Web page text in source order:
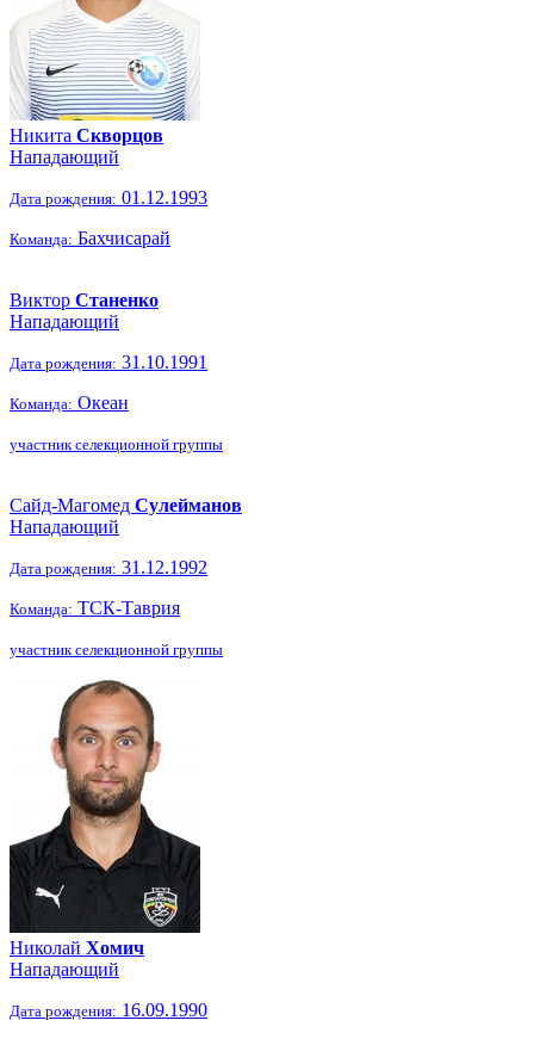
Никита Скворцов
Нападающий
Дата рождения: 01.12.1993
Команда: Бахчисарай
Виктор Станенко
Нападающий
Дата рождения: 31.10.1991
Команда: Океан
участник селекционной группы
Сайд-Магомед Сулейманов
Нападающий
Дата рождения: 31.12.1992
Команда: ТСК-Таврия
участник селекционной группы
Николай Хомич
Нападающий
Дата рождения: 16.09.1990